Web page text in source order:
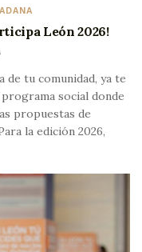
León 2026!
tu comunidad, ya te
social donde
propuestas de
la edición 2026,